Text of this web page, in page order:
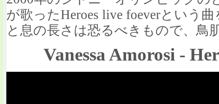
が歌ったHeroes live foeverという
と息の長さは恐るべきもので、鳥
Vanessa Amorosi -